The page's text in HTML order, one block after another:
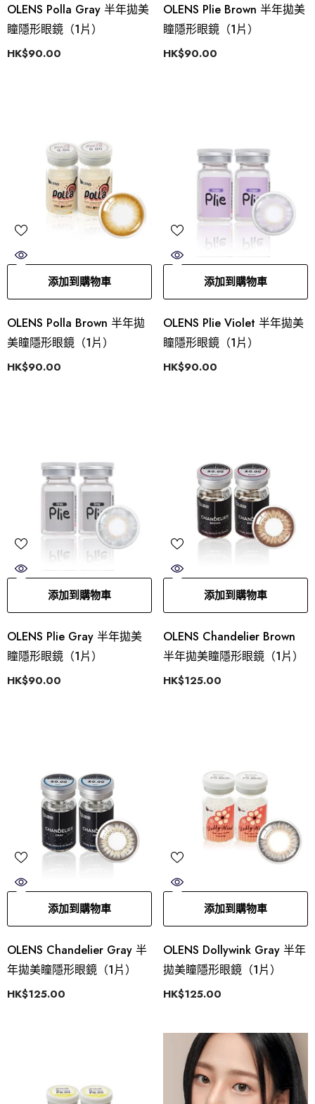
OLENS Polla Gray 半年拋美
瞳隱形眼鏡（1片）
HK$90.00
OLENS Plie Brown 半年拋美
瞳隱形眼鏡（1片）
HK$90.00
添加到購物車
OLENS Polla Brown 半年拋
美瞳隱形眼鏡（1片）
HK$90.00
添加到購物車
OLENS Plie Violet 半年拋美
瞳隱形眼鏡（1片）
HK$90.00
添加到購物車
OLENS Plie Gray 半年拋美
瞳隱形眼鏡（1片）
HK$90.00
添加到購物車
OLENS Chandelier Brown
半年拋美瞳隱形眼鏡（1片）
HK$125.00
添加到購物車
OLENS Chandelier Gray 半
年拋美瞳隱形眼鏡（1片）
HK$125.00
添加到購物車
OLENS Dollywink Gray 半年
拋美瞳隱形眼鏡（1片）
HK$125.00